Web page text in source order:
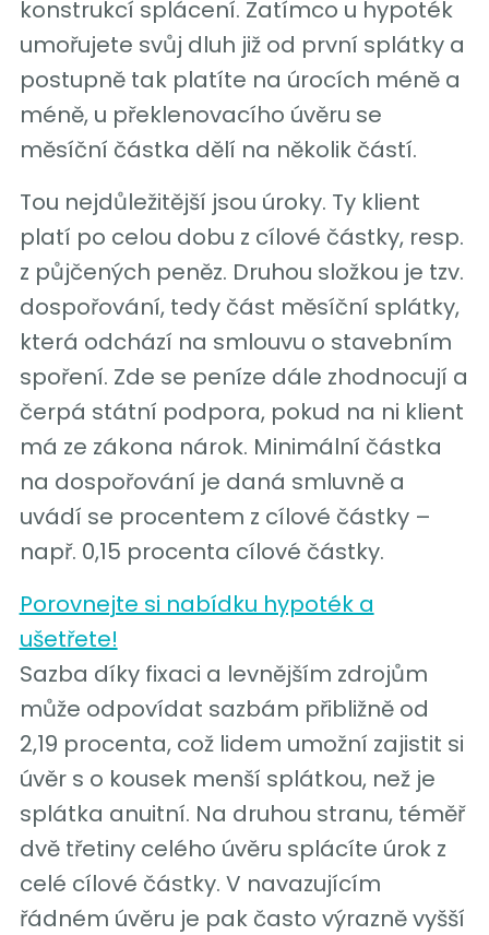
konstrukcí splácení. Zatímco u hypoték
umořujete svůj dluh již od první splátky a
postupně tak platíte na úrocích méně a
méně, u překlenovacího úvěru se
měsíční částka dělí na několik částí.
Tou nejdůležitější jsou úroky. Ty klient
platí po celou dobu z cílové částky, resp.
z půjčených peněz. Druhou složkou je tzv.
dospořování, tedy část měsíční splátky,
která odchází na smlouvu o stavebním
spoření. Zde se peníze dále zhodnocují a
čerpá státní podpora, pokud na ni klient
má ze zákona nárok. Minimální částka
na dospořování je daná smluvně a
uvádí se procentem z cílové částky –
např. 0,15 procenta cílové částky.
Porovnejte si nabídku hypoték a
ušetřete!
Sazba díky fixaci a levnějším zdrojům
může odpovídat sazbám přibližně od
2,19 procenta, což lidem umožní zajistit si
úvěr s o kousek menší splátkou, než je
splátka anuitní. Na druhou stranu, téměř
dvě třetiny celého úvěru splácíte úrok z
celé cílové částky. V navazujícím
řádném úvěru je pak často výrazně vyšší